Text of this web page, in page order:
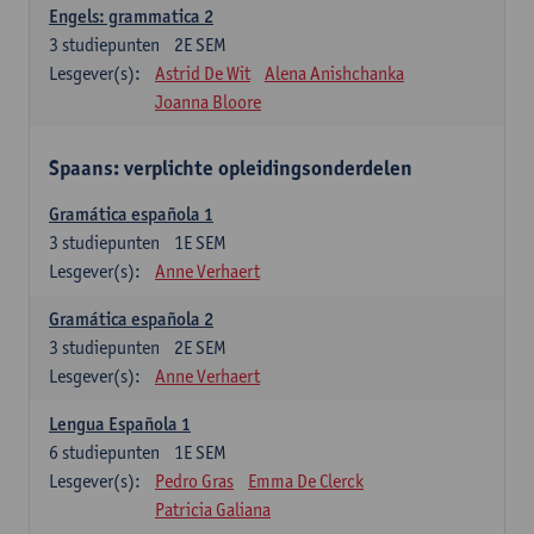
Engels: grammatica 2
2E SEM
3 studiepunten
Lesgever(s):
Astrid De Wit
Alena Anishchanka
Joanna Bloore
Spaans: verplichte opleidingsonderdelen
Gramática española 1
1E SEM
3 studiepunten
Lesgever(s):
Anne Verhaert
Gramática española 2
2E SEM
3 studiepunten
Lesgever(s):
Anne Verhaert
Lengua Española 1
1E SEM
6 studiepunten
Lesgever(s):
Pedro Gras
Emma De Clerck
Patricia Galiana